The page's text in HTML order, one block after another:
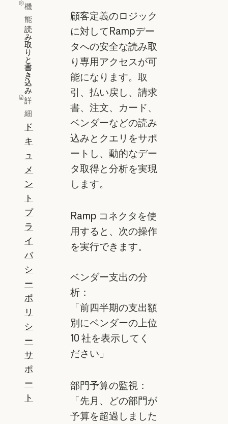
機
能
読
み
取
り
と
書
き
込
み
詳
細
ド
キ
ュ
メ
ン
ト
プ
ラ
イ
バ
シ
ー
ポ
リ
シ
ー
サ
ポ
ー
ト
顧客定義のロジック
に対してRampデー
タへの安全な読み取
り専用アクセスが可
能になります。取
引、払い戻し、請求
書、注文、カード、
ベンダーなどの読み
込みとクエリをサポ
ートし、動的なデー
タ取得と分析を実現
します。
Ramp コネクタを使
用すると、次の操作
を実行できます。
ベンダー支出の分
析：
「前四半期の支出額
別にベンダーの上位
10 社を表示してく
ださい」
部門予算の監視：
「先月、どの部門が
予算を超過しました